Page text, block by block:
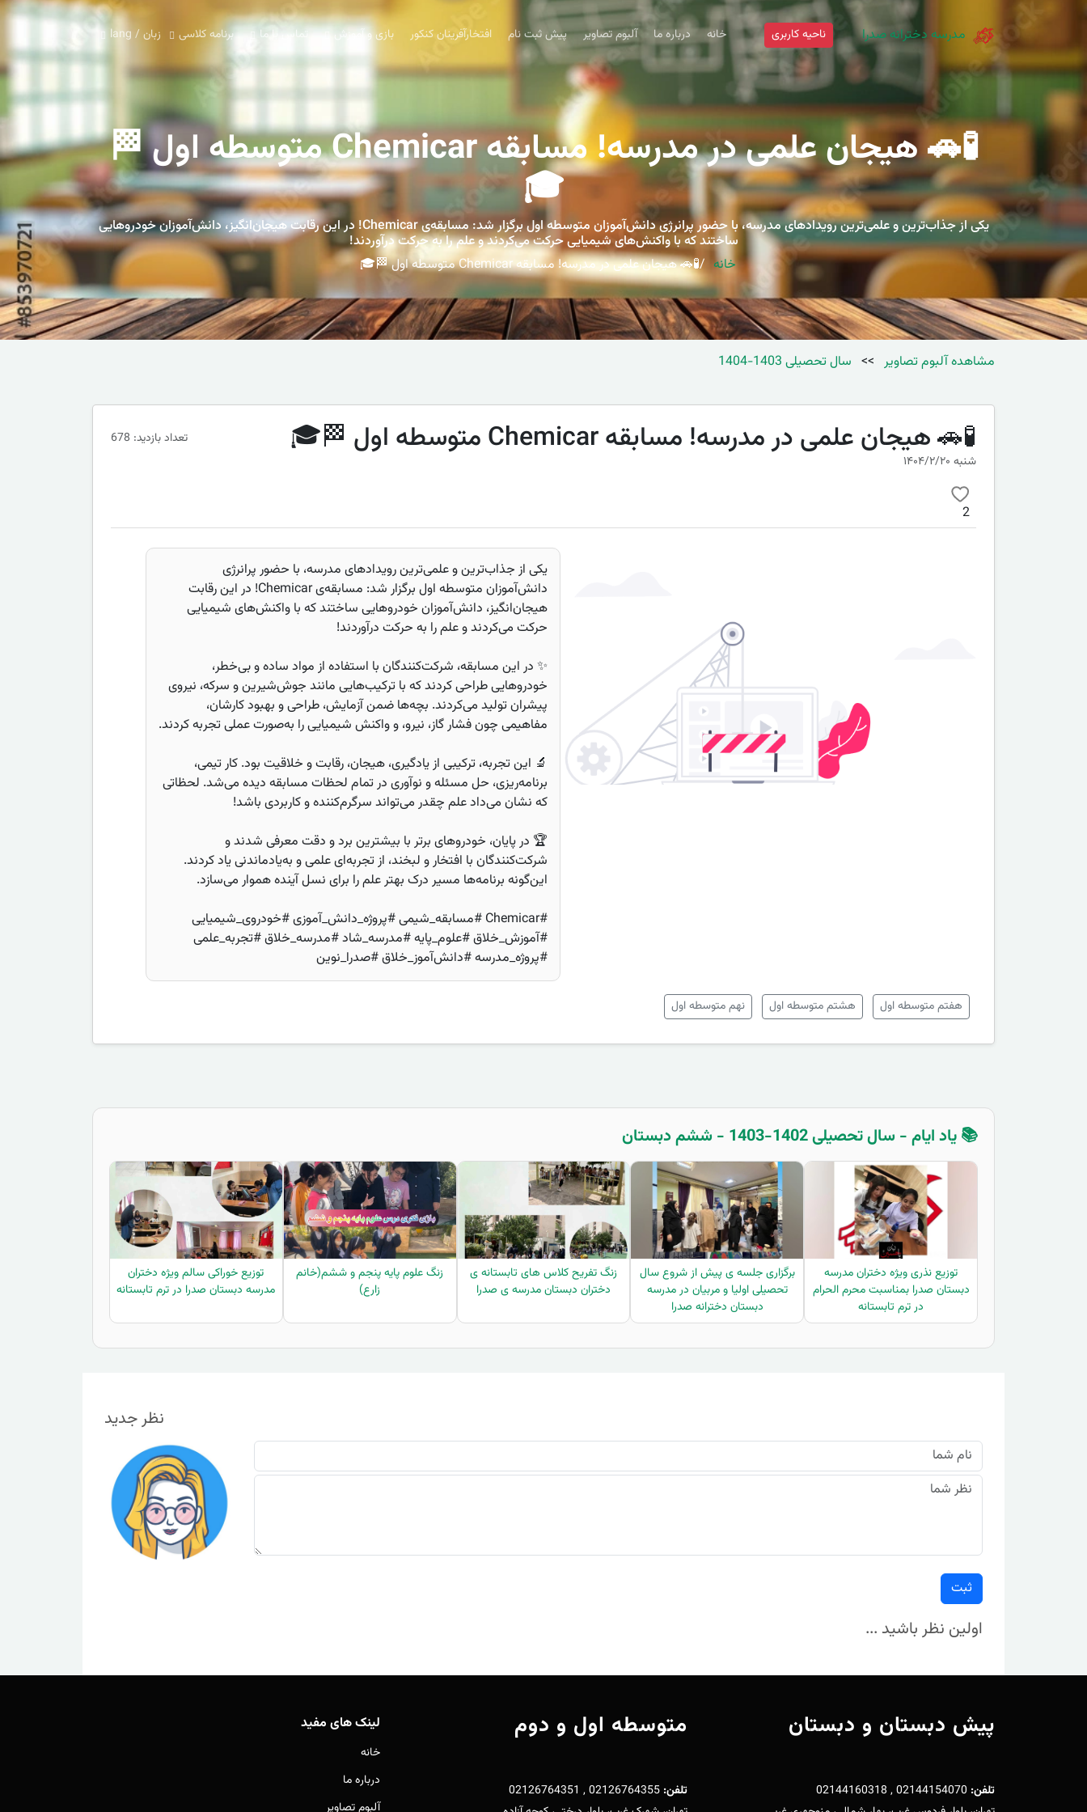
مدرسه دخترانه صدرا ناحیه کاربری خانه درباره ما آلبوم تصاویر پیش ثبت نام افتخارآفرینان کنکور بازی و آموزش تماس با ما برنامه کلاسی زبان / lang
🧪🚗 هیجان علمی در مدرسه! مسابقه Chemicar متوسطه اول 🏁
🎓
یکی از جذاب‌ترین و علمی‌ترین رویدادهای مدرسه، با حضور پرانرژی دانش‌آموزان متوسطه اول برگزار شد: مسابقه‌ی Chemicar! در این رقابت هیجان‌انگیز، دانش‌آموزان خودروهایی
ساختند که با واکنش‌های شیمیایی حرکت می‌کردند و علم را به حرکت درآوردند!
خانه
🧪🚗 هیجان علمی در مدرسه! مسابقه Chemicar متوسطه اول 🏁🎓
مشاهده آلبوم تصاویر >> سال تحصیلی 1403-1404
🧪🚗 هیجان علمی در مدرسه! مسابقه Chemicar متوسطه اول 🏁🎓
تعداد بازدید: 678
شنبه ۱۴۰۴/۲/۲۰
2
یکی از جذاب‌ترین و علمی‌ترین رویدادهای مدرسه، با حضور پرانرژی
دانش‌آموزان متوسطه اول برگزار شد: مسابقه‌ی Chemicar! در این رقابت
هیجان‌انگیز، دانش‌آموزان خودروهایی ساختند که با واکنش‌های شیمیایی
حرکت می‌کردند و علم را به حرکت درآوردند!
✨ در این مسابقه، شرکت‌کنندگان با استفاده از مواد ساده و بی‌خطر،
خودروهایی طراحی کردند که با ترکیب‌هایی مانند جوش‌شیرین و سرکه، نیروی
پیشران تولید می‌کردند. بچه‌ها ضمن آزمایش، طراحی و بهبود کارشان،
مفاهیمی چون فشار گاز، نیرو، و واکنش شیمیایی را به‌صورت عملی تجربه کردند.
🔬 این تجربه، ترکیبی از یادگیری، هیجان، رقابت و خلاقیت بود. کار تیمی،
برنامه‌ریزی، حل مسئله و نوآوری در تمام لحظات مسابقه دیده می‌شد. لحظاتی
که نشان می‌داد علم چقدر می‌تواند سرگرم‌کننده و کاربردی باشد!
🏆 در پایان، خودروهای برتر با بیشترین برد و دقت معرفی شدند و
شرکت‌کنندگان با افتخار و لبخند، از تجربه‌ای علمی و به‌یادماندنی یاد کردند.
این‌گونه برنامه‌ها مسیر درک بهتر علم را برای نسل آینده هموار می‌سازد.
#Chemicar #مسابقه_شیمی #پروژه_دانش_آموزی #خودروی_شیمیایی
#آموزش_خلاق #علوم_پایه #مدرسه_شاد #مدرسه_خلاق #تجربه_علمی
#پروژه_مدرسه #دانش‌آموز_خلاق #صدرا_نوین
هفتم متوسطه اول هشتم متوسطه اول نهم متوسطه اول
📚 یاد ایام - سال تحصیلی 1402-1403 - ششم دبستان
توزیع نذری ویژه دختران مدرسه
دبستان صدرا بمناسبت محرم الحرام
در ترم تابستانه
برگزاری جلسه ی پیش از شروع سال
تحصیلی اولیا و مربیان در مدرسه
دبستان دخترانه صدرا
زنگ تفریح کلاس های تابستانه ی
دختران دبستان مدرسه ی صدرا
زنگ علوم پایه پنجم و ششم(خانم
زارع)
توزیع خوراکی سالم ویژه دختران
مدرسه دبستان صدرا در ترم تابستانه
نظر جدید
ثبت
اولین نظر باشید ...
پیش دبستان و دبستان
تلفن: 02144154070 , 02144160318
متوسطه اول و دوم
تلفن: 02126764355 , 02126764351
لینک های مفید
خانه
درباره ما
آلبوم تصاویر